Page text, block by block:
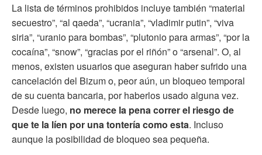
La lista de términos prohibidos incluye también “material
secuestro”, “al qaeda”, “ucrania”, “vladimir putin”, “viva
siria”, “uranio para bombas”, “plutonio para armas”, “por la
cocaína”, “snow”, “gracias por el riñón” o “arsenal”. O, al
menos, existen usuarios que aseguran haber sufrido una
cancelación del Bizum o, peor aún, un bloqueo temporal
de su cuenta bancaria, por haberlos usado alguna vez.
Desde luego, no merece la pena correr el riesgo de
que te la líen por una tontería como esta. Incluso
aunque la posibilidad de bloqueo sea pequeña.